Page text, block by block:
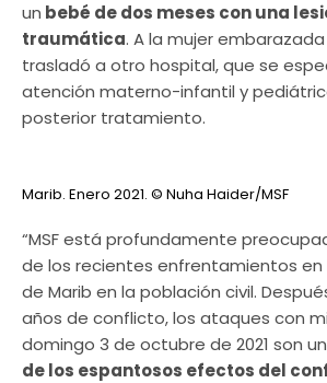
un bebé de dos meses con una
traumática. A la mujer
trasladó a otro hospital, que se
atención materno-infantil y
posterior tratamiento.
Marib. Enero 2021. © Nuha Haider/MSF
“MSF está profundamente
de los recientes enfrentamientos en
de Marib en la población civil.
años de conflicto, los ataques con
domingo 3 de octubre de 2021 son un
de los espantosos efectos del